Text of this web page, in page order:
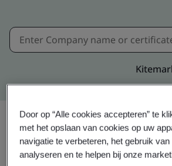
Delen:
Door op “Alle cookies accepteren” te
met het opslaan van cookies op uw
navigatie te verbeteren, het gebruik
analyseren en te helpen bij onze